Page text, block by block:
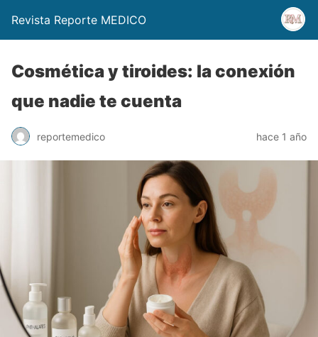
Revista Reporte MEDICO
Cosmética y tiroides: la conexión
que nadie te cuenta
reportemedico hace 1 año